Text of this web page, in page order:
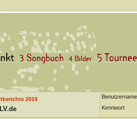
2019
Benutzername
Kennwort